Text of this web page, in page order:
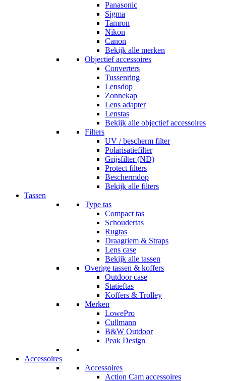
Panasonic
Sigma
Tamron
Nikon
Canon
Bekijk alle merken
Objectief accessoires
Converters
Tussenring
Lensdop
Zonnekap
Lens adapter
Lenstas
Bekijk alle objectief accessoires
Filters
UV / bescherm filter
Polarisatiefilter
Grijsfilter (ND)
Protect filters
Beschermdop
Bekijk alle filters
Tassen
Type tas
Compact tas
Schoudertas
Rugtas
Draagriem & Straps
Lens case
Bekijk alle tassen
Overige tassen & koffers
Outdoor case
Statieftas
Koffers & Trolley
Merken
LowePro
Cullmann
B&W Outdoor
Peak Design
Accessoires
Accessoires
Action Cam accessoires